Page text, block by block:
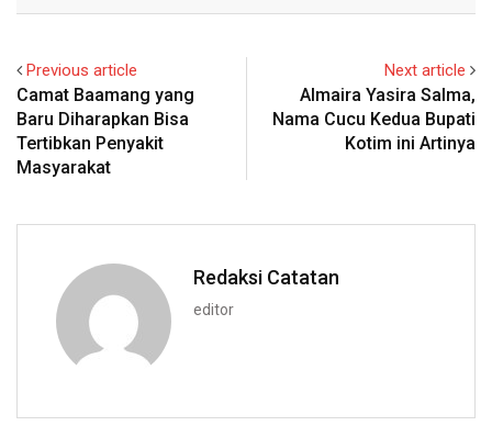
Previous article
Camat Baamang yang
Baru Diharapkan Bisa
Tertibkan Penyakit
Masyarakat
Next article
Almaira Yasira Salma,
Nama Cucu Kedua Bupati
Kotim ini Artinya
Redaksi Catatan
editor